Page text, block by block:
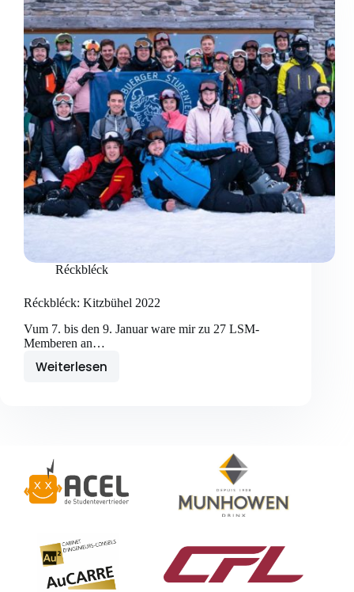
Réckbléck
Réckbléck: Kitzbühel 2022
Vum 7. bis den 9. Januar ware mir zu 27 LSM-
Memberen an…
Weiterlesen
Réckbléck: